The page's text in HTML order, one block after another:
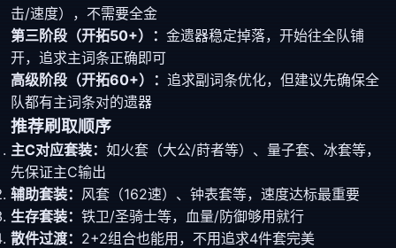
击/速度），不需要全金
第三阶段（开拓50+）： 金遗器稳定掉落，开始往全队铺
开，追求主词条正确即可
高级阶段（开拓60+）： 追求副词条优化，但建议先确保全
队都有主词条对的遗器
推荐刷取顺序
主C对应套装： 如火套（大公/莳者等）、量子套、冰套等，
先保证主C输出
辅助套装： 风套（162速）、钟表套等，速度达标最重要
生存套装： 铁卫/圣骑士等，血量/防御够用就行
散件过渡： 2+2组合也能用，不用追求4件套完美